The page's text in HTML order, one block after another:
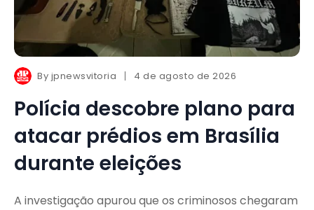
By jpnewsvitoria 4 de agosto de 2026
Polícia descobre plano para
atacar prédios em Brasília
durante eleições
A investigação apurou que os criminosos chegaram